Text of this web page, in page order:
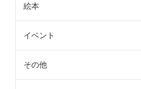
絵本
イベント
その他